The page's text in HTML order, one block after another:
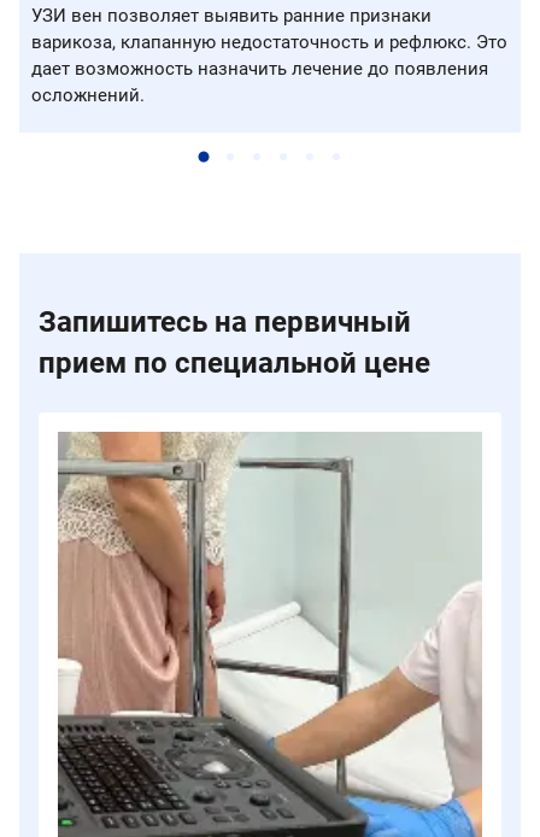
УЗИ вен позволяет выявить ранние признаки
варикоза, клапанную недостаточность и рефлюкс. Это
дает возможность назначить лечение до появления
осложнений.
Запишитесь на первичный
прием по специальной цене